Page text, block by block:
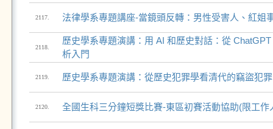
2117. 法律學系專題講座-當鏡頭反轉：男性受害人、紅姐
2118.
歷史學系專題演講：用 AI 和歷史對話：從
析入門
2119. 歷史學系專題演講：從歷史犯罪學看清代的竊盜犯罪
2120. 全國生科三分鐘短獎比賽-東區初賽活動協助(限工作